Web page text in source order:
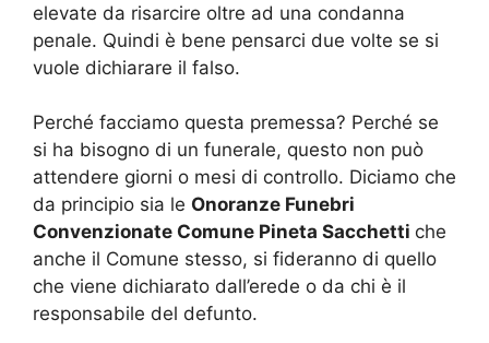
elevate da risarcire oltre ad una condanna
penale. Quindi è bene pensarci due volte se si
vuole dichiarare il falso.
Perché facciamo questa premessa? Perché se
si ha bisogno di un funerale, questo non può
attendere giorni o mesi di controllo. Diciamo che
da principio sia le Onoranze Funebri
Convenzionate Comune Pineta Sacchetti che
anche il Comune stesso, si fideranno di quello
che viene dichiarato dall’erede o da chi è il
responsabile del defunto.